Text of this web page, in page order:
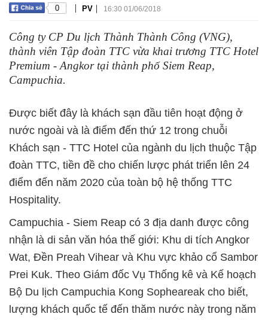
0 | PV | 16:30 01/06/2018
Công ty CP Du lịch Thành Thành Công (VNG),
thành viên Tập đoàn TTC vừa khai trương TTC Hotel
Premium - Angkor tại thành phố Siem Reap,
Campuchia.
Được biết đây là khách sạn đầu tiên hoạt động ở
nước ngoài và là điểm đến thứ 12 trong chuỗi
Khách sạn - TTC Hotel của ngành du lịch thuộc Tập
đoàn TTC, tiền đề cho chiến lược phát triển lên 24
điểm đến năm 2020 của toàn bộ hệ thống TTC
Hospitality.
Campuchia - Siem Reap có 3 địa danh được công
nhận là di sản văn hóa thế giới: Khu di tích Angkor
Wat, Đền Preah Vihear và Khu vực khảo cổ Sambor
Prei Kuk. Theo Giám đốc Vụ Thống kê và Kế hoạch
Bộ Du lịch Campuchia Kong Sopheareak cho biết,
lượng khách quốc tế đến thăm nước này trong năm